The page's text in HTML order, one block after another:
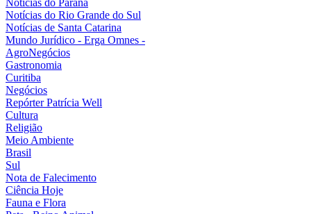
Notícias do Paraná
Notícias do Rio Grande do Sul
Notícias de Santa Catarina
Mundo Jurídico - Erga Omnes -
AgroNegócios
Gastronomia
Curitiba
Negócios
Repórter Patrícia Well
Cultura
Religião
Meio Ambiente
Brasil
Sul
Nota de Falecimento
Ciência Hoje
Fauna e Flora